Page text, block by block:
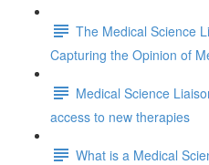
The Medical Science
Capturing the Opinion of
Medical Science
access to new therapies
What is a Medical